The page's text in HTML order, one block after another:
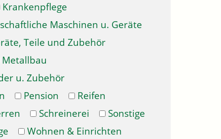
Krankenpflege
Maschinen u. Geräte
Teile und Zubehör
Metallbau
u. Zubehör
Pension
Reifen
Schreinerei
Sonstige
Wohnen & Einrichten